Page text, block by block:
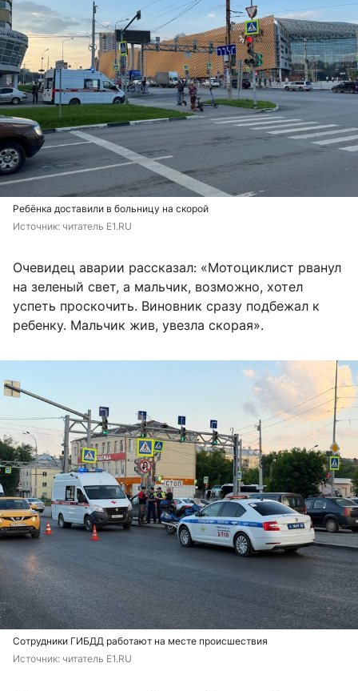
Ребёнка доставили в больницу на скорой
Источник: читатель E1.RU
Очевидец аварии рассказал: «Мотоциклист рванул
на зеленый свет, а мальчик, возможно, хотел
успеть проскочить. Виновник сразу подбежал к
ребенку. Мальчик жив, увезла скорая».
Сотрудники ГИБДД работают на месте происшествия
Источник: читатель E1.RU